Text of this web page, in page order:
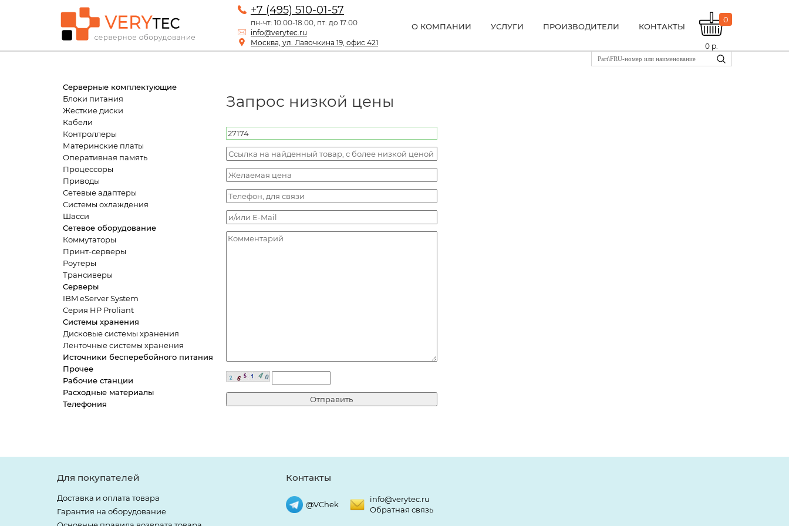
+7 (495) 510-01-57
пн-чт: 10:00-18:00, пт: до 17:00
info@verytec.ru
Москва, ул. Лавочкина 19, офис 421
О КОМПАНИИ УСЛУГИ ПРОИЗВОДИТЕЛИ КОНТАКТЫ
0
0 р.
Серверные комплектующие
Блоки питания
Жесткие диски
Кабели
Контроллеры
Материнские платы
Оперативная память
Процессоры
Приводы
Сетевые адаптеры
Системы охлаждения
Шасси
Сетевое оборудование
Коммутаторы
Принт-серверы
Роутеры
Трансиверы
Серверы
IBM eServer System
Серия HP Proliant
Системы хранения
Дисковые системы хранения
Ленточные системы хранения
Источники бесперебойного питания
Прочее
Рабочие станции
Расходные материалы
Телефония
Запрос низкой цены
Для покупателей
Доставка и оплата товара
Гарантия на оборудование
Контакты
@VChek
info@verytec.ru
Обратная связь